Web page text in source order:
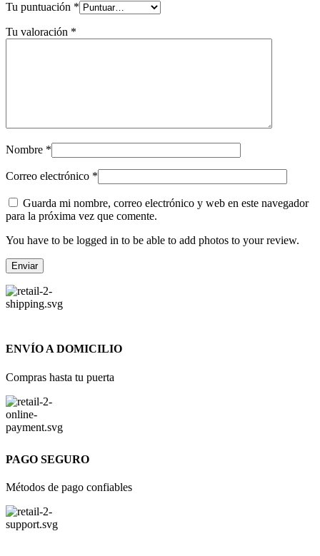
Tu puntuación *
Tu valoración *
Nombre *
Correo electrónico *
Guarda mi nombre, correo electrónico y web en este navegador
para la próxima vez que comente.
You have to be logged in to be able to add photos to your review.
ENVÍO A DOMICILIO
Compras hasta tu puerta
PAGO SEGURO
Métodos de pago confiables